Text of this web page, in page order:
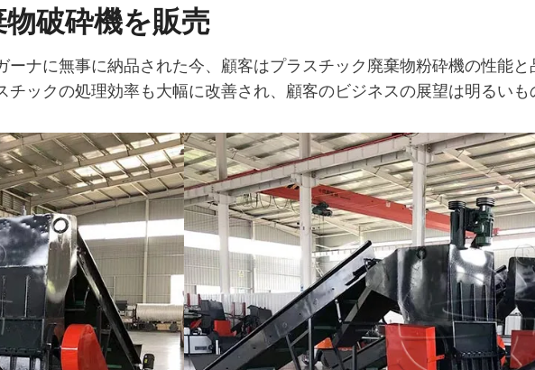
破砕機を販売
ーナに無事に納品された今、顧客はプラスチック廃棄物粉砕機の性能
ックの処理効率も大幅に改善され、顧客のビジネスの展望は明るいも